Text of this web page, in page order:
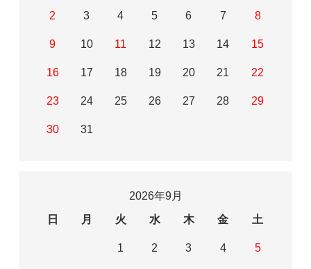
2 3 4 5 6 7 8
9 10 11 12 13 14 15
16 17 18 19 20 21 22
23 24 25 26 27 28 29
30 31
2026年9月
日
月 火 水 木 金 土
1 2 3 4 5